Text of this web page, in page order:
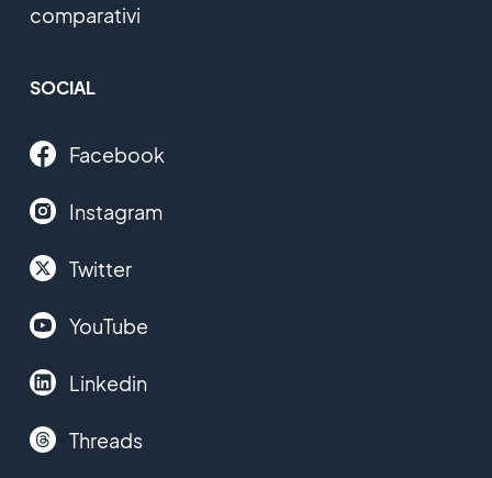
comparativi
SOCIAL
Facebook
Instagram
Twitter
YouTube
Linkedin
Threads